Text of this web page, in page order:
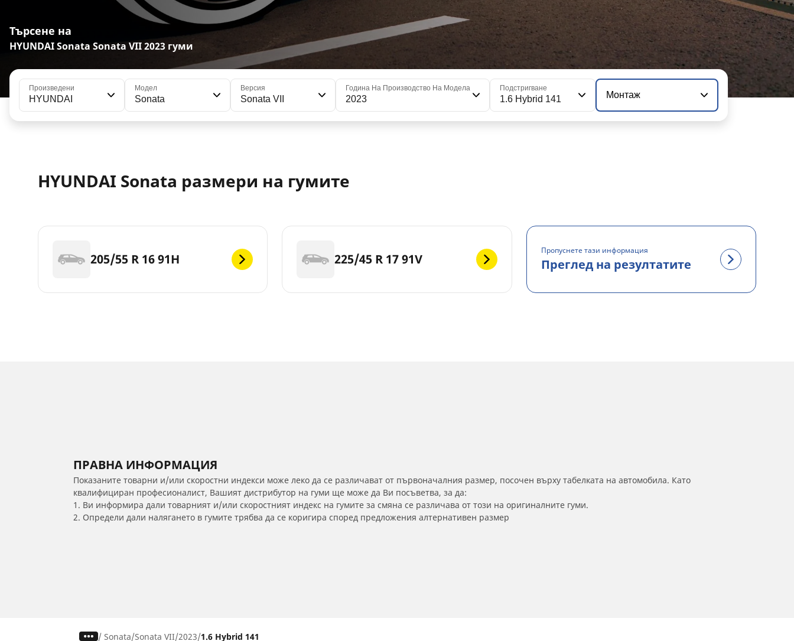
Търсене на
HYUNDAI Sonata Sonata VII 2023 гуми
Произведени
HYUNDAI
Модел
Sonata
Версия
Sonata VII
Година На Производство На Модела
2023
Подстригване
1.6 Hybrid 141 Монтаж
HYUNDAI Sonata размери на гумите
205/55 R 16 91H 225/45 R 17 91V
Пропуснете тази информация
Преглед на резултатите
ПРАВНА ИНФОРМАЦИЯ
Показаните товарни и/или скоростни индекси може леко да се различават от първоначалния размер, посочен върху табелката на автомобила. Като
квалифициран професионалист, Вашият дистрибутор на гуми ще може да Ви посъветва, за да:
1. Ви информира дали товарният и/или скоростният индекс на гумите за смяна се различава от този на оригиналните гуми.
2. Определи дали налягането в гумите трябва да се коригира според предложения алтернативен размер
/ Sonata Sonata VII 2023 1.6 Hybrid 141